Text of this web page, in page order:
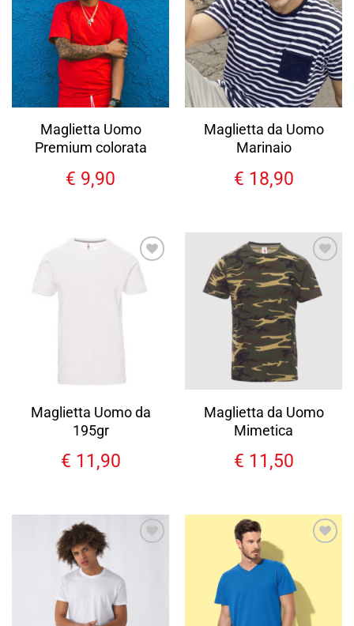
dei
desideri
Maglietta Uomo
Premium colorata
€ 9,90
dei
desideri
Maglietta da Uomo
Marinaio
€ 18,90
Aggiungi
dei
Maglietta Uomo da
195gr
€ 11,90
Aggiungi
alla lista
dei
desideri
Maglietta da Uomo
Mimetica
€ 11,50
desideri